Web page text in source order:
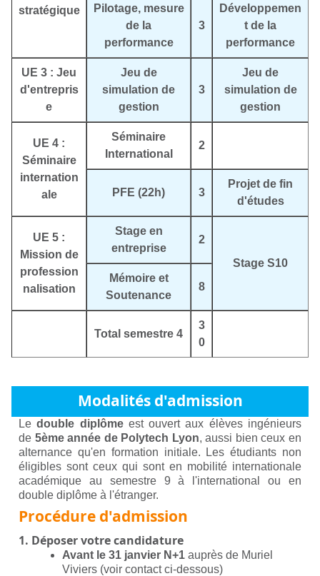
stratégique
Pilotage, mesure
de la
performance
3
Développemen
t de la
performance
UE 3 : Jeu
d'entrepris
e
Jeu de
simulation de
gestion
3
Jeu de
simulation de
gestion
UE 4 :
Séminaire
internation
ale
Séminaire
International
2
PFE (22h) 3
Projet de fin
d'études
UE 5 :
Mission de
profession
nalisation
Stage en
entreprise
2
Stage S10
Mémoire et
Soutenance
8
Total semestre 4
3
0
Modalités d'admission
Ledouble diplômeest ouvert aux élèves ingénieurs
de 5ème année de Polytech Lyon, aussi bien ceux en
alternance qu'en formation initiale. Les étudiants non
éligibles sont ceux qui sont en mobilité internationale
académique au semestre 9 à l'international ou en
double diplôme à l'étranger.
Procédure d'admission
1. Déposer votre candidature
Avant le 31 janvier N+1auprès de Muriel
Viviers (voir contact ci-dessous​​​​​​)